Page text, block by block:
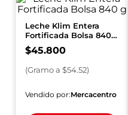
Leche Klim Entera
Fortificada Bolsa 840
g
$45.800
(Gramoa $54.52)
Vendido por:Mercacentro